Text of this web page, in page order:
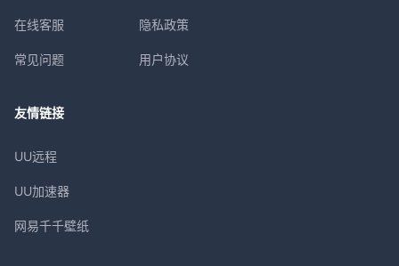
在线客服
常见问题
隐私政策
用户协议
友情链接
UU远程
UU加速器
网易千千壁纸